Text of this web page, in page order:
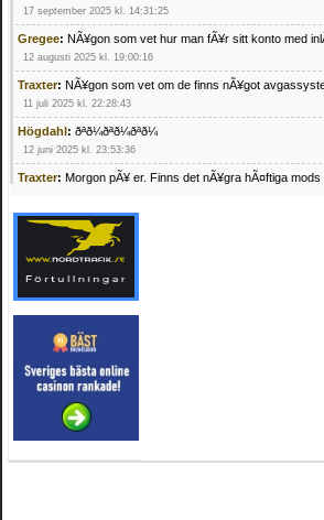
17 september 2025 kl. 14:31:25
Gregee: NÃ¥gon som vet hur man fÃ¥r sitt konto med
12 augusti 2025 kl. 19:00:16
Traxter: NÃ¥gon som vet om de finns nÃ¥got
11 juli 2025 kl. 22:28:43
Högdahl: ðªð¼ðªð¼ðªð¼
12 juni 2025 kl. 23:53:36
Traxter: Morgon pÃ¥ er. Finns det nÃ¥gra hÃ¤ftiga
Mrhandsome:SÃ¶ker defekta/trasiga fyrhjulingar. Jag
pÃ¥ 0709955029 eller hv.alexandersson@gmail.com ifall
mvh Hugo
21 februari 2025 kl. 09:25:52
Oscar5:NÃ¥gon som vet vad man kan begÃ¤ra fÃ¶r en
4 februari 2025 kl. 19:20:50
Oscar5:44
4 februari 2025 kl. 19:15:36
Greger59:NÃ¤gon som vet har en Cetek 500 EFI
15 januari 2025 kl. 23:49:44
Mrhandsome:SÃÂ¶ker defekta/trasiga fyrhjulingar. Jag